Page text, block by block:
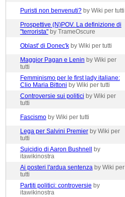
Puristi non benvenuti? by Wiki per tutti
Prospettive (N)POV. La definizione di
"terrorista" by TrameOscure
Oblast' di Donec'k by Wiki per tutti
Maggior Pagan e Lenin by Wiki per
tutti
Femminismo per le first lady italiane:
Clio Maria Bittoni by Wiki per tutti
Controversie sui politici by Wiki per
tutti
Fascismo by Wiki per tutti
Lega per Salvini Premier by Wiki per
tutti
Suicidio di Aaron Bushnell
by
itawikinostra
Ai posteri l'ardua sentenza by Wiki per
tutti
Partiti politici: controversie by
itawikinostra